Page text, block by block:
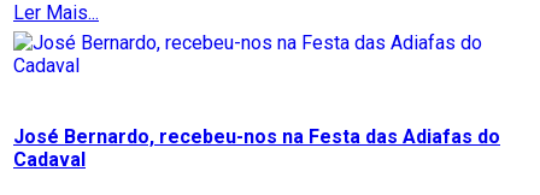
Ler Mais...
José Bernardo, recebeu-nos na Festa das Adiafas do
Cadaval